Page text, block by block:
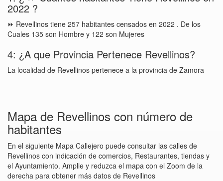
2022 ?
⏩ Revellinos tiene 257 habitantes censados en 2022 . De los
Cuales 135 son Hombre y 122 son Mujeres
4: ¿A que Provincia Pertenece Revellinos?
La localidad de Revellinos pertenece a la provincia de Zamora
Mapa de Revellinos con número de
habitantes
En el siguiente Mapa Callejero puede consultar las calles de
Revellinos con indicación de comercios, Restaurantes, tiendas y
el Ayuntamiento. Amplie y reduzca el mapa con el Zoom de la
derecha para obtener más datos de Revellinos